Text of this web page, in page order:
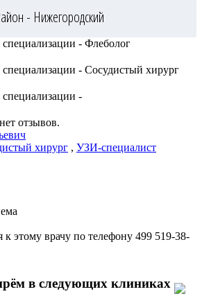
- Нижегородский
- Флеболог
- Сосудистый хирург
-
отзывов.
хирург , УЗИ-специалист
к этому врачу по телефону 499 519-38-
в следующих клиниках